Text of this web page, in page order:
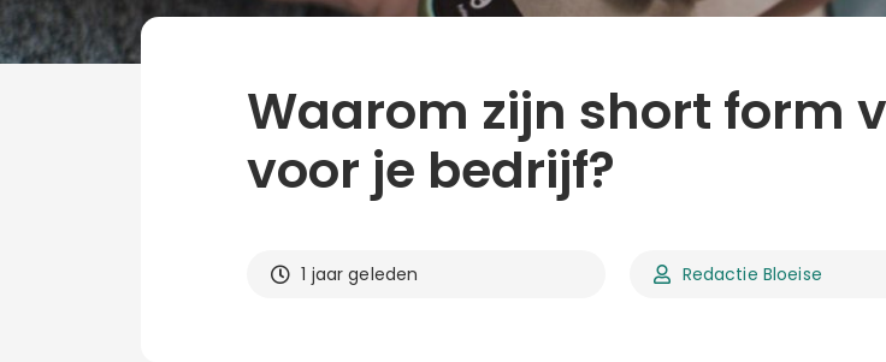
Waarom zijn short form
voor je bedrijf?
1 jaar geleden Redactie Bloeise